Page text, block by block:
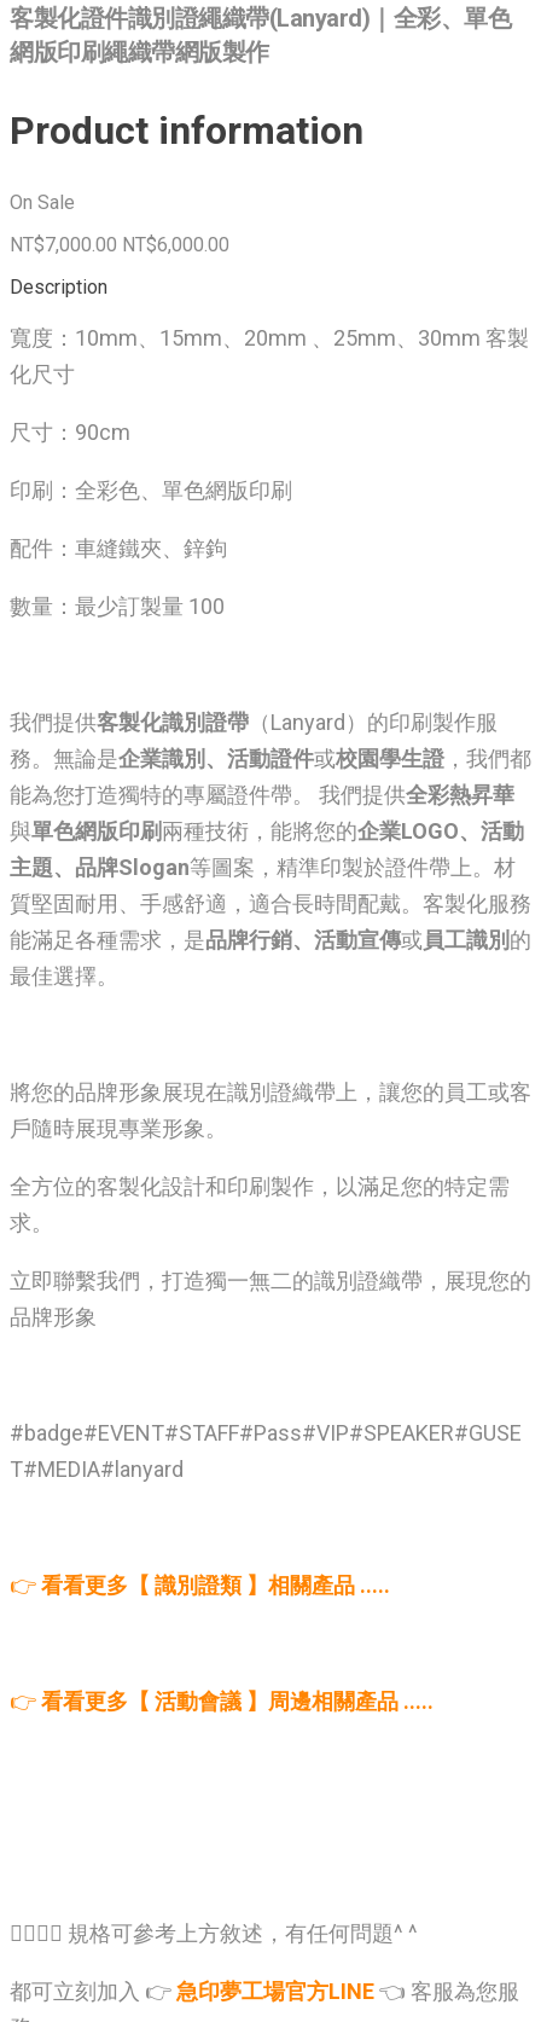
客製化證件識別證繩織帶(Lanyard)｜全彩、單色
網版印刷繩織帶網版製作
Product information
On Sale
NT$7,000.00 NT$6,000.00
Description
寬度：10mm、15mm、20mm 、25mm、30mm 客製
化尺寸
尺寸：90cm
印刷：全彩色、單色網版印刷
配件：車縫鐵夾、鋅鉤
數量：最少訂製量 100
我們提供客製化識別證帶 （Lanyard）的印刷製作服
務。無論是企業識別、活動證件或校園學生證 ，我們都
能為您打造獨特的專屬證件帶。 我們提供全彩熱昇華
與單色網版印刷兩種技術，能將您的企業LOGO、活動
主題、品牌Slogan等圖案，精準印製於證件帶上。材
質堅固耐用、手感舒適，適合長時間配戴。客製化服務
能滿足各種需求，是品牌行銷、活動宣傳或員工識別 的
最佳選擇。
將您的品牌形象展現在識別證織帶上，讓您的員工或客
戶隨時展現專業形象。
全方位的客製化設計和印刷製作，以滿足您的特定需
求。
立即聯繫我們，打造獨一無二的識別證織帶，展現您的
品牌形象
#badge#EVENT#STAFF#Pass#VIP#SPEAKER#GUSE
T#MEDIA#lanyard
👉看看更多【 識別證類 】相關產品 .....
👉看看更多【 活動會議 】周邊相關產品 .....
🙋‍♂️🙋‍♂️ 規格可參考上方敘述，有任何問題^ ^
都可立刻加入 👉急印夢工場官方LINE👈 客服為您服